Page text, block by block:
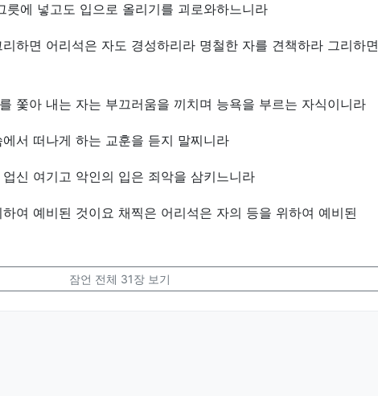
릇에 넣고도 입으로 올리기를 괴로와하느니라
하면 어리석은 자도 경성하리라 명철한 자를 견책하라 그리하면
쫓아 내는 자는 부끄러움을 끼치며 능욕을 부르는 자식이니라
서 떠나게 하는 교훈을 듣지 말찌니라
신 여기고 악인의 입은 죄악을 삼키느니라
여 예비된 것이요 채찍은 어리석은 자의 등을 위하여 예비된
잠언 전체 31장 보기